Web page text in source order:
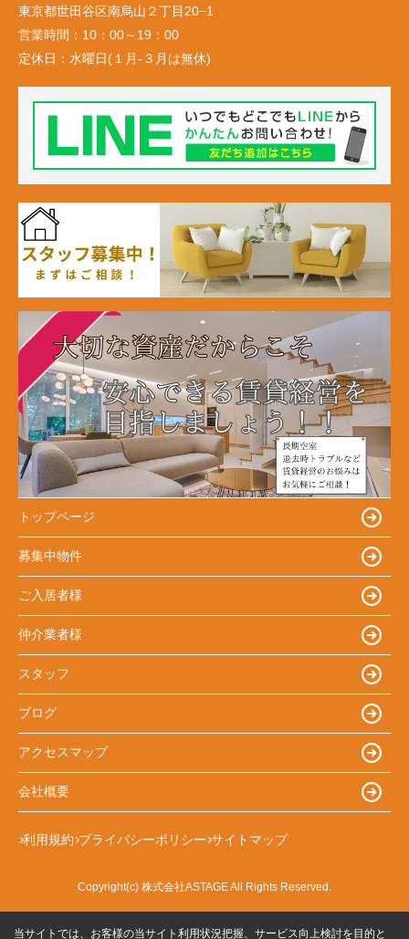
東京都世田谷区南烏山２丁目20−1
営業時間： 10：00～19：00
定休日： 水曜日(１月-３月は無休)
トップページ
募集中物件
ご入居者様
仲介業者様
スタッフ
ブログ
アクセスマップ
会社概要
利用規約 プライバシーポリシー サイトマップ
Copyright(c) 株式会社ASTAGE All Rights Reserved.
当サイトでは、お客様の当サイト利用状況把握、サービス向上検討を目的と